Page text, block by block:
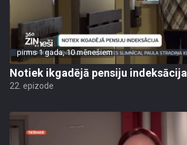
pirms 1 gada, 10 mēnešiem
Notiek ikgadējā pensiju indeksācija
22. epizode